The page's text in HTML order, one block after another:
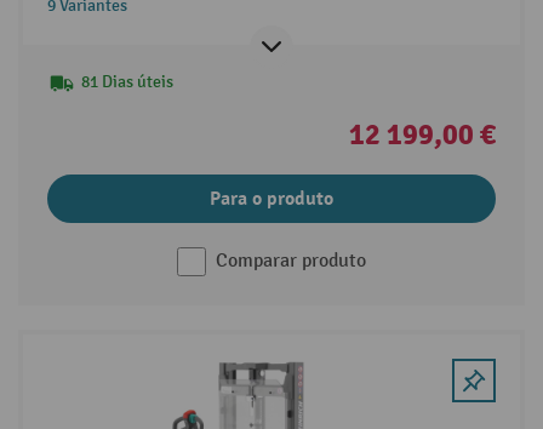
9 Variantes
81 Dias úteis
12 199,00 €
Para o produto
Comparar produto